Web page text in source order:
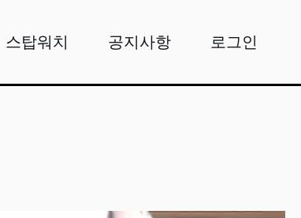
스탑워치 공지사항 로그인